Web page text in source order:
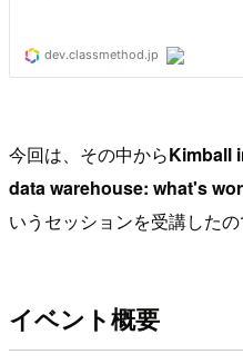
今回は、その中からKimball
data warehouse: what's
いうセッションを受講した
イベント概要